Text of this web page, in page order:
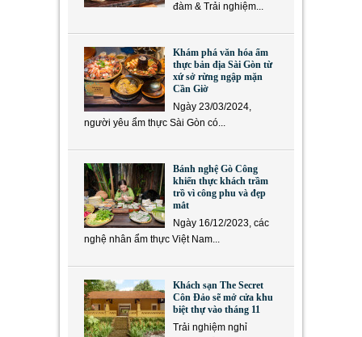
đàm & Trải nghiệm...
Khám phá văn hóa ẩm
thực bản địa Sài Gòn từ
xứ sở rừng ngập mặn
Cần Giờ
Ngày 23/03/2024,
người yêu ẩm thực Sài Gòn có...
Bánh nghệ Gò Công
khiến thực khách trầm
trồ vì công phu và đẹp
mắt
Ngày 16/12/2023, các
nghệ nhân ẩm thực Việt Nam...
Khách sạn The Secret
Côn Đảo sẽ mở cửa khu
biệt thự vào tháng 11
Trải nghiệm nghỉ